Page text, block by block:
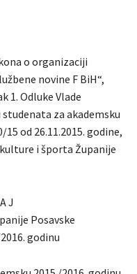
o organizaciji
novine F BiH“,
1. Odluke Vlade
za akademsku
od 26.11.2015. godine,
i športa Županije
J
Posavske
godinu